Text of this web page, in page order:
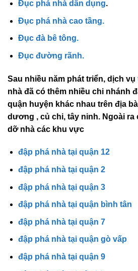
Đục phá nhà dân dụng.
Đục phá nhà cao tầng.
Đục đà bê tông.
Đục đường rãnh.
Sau nhiều năm phát triển, dịch vụ
nhà đã có thêm nhiều chi nhánh
quận huyện khác nhau trên địa
dương , củ chi, tây ninh. Ngoài ra
dỡ nhà các khu vực
đập phá nhà tại quận 12
đập phá nhà tại quận 2
đập phá nhà tại quận 3
đập phá nhà tại quận bình tân
đập phá nhà tại quận 7
đập phá nhà tại quận gò vấp
đập phá nhà tại quận 9